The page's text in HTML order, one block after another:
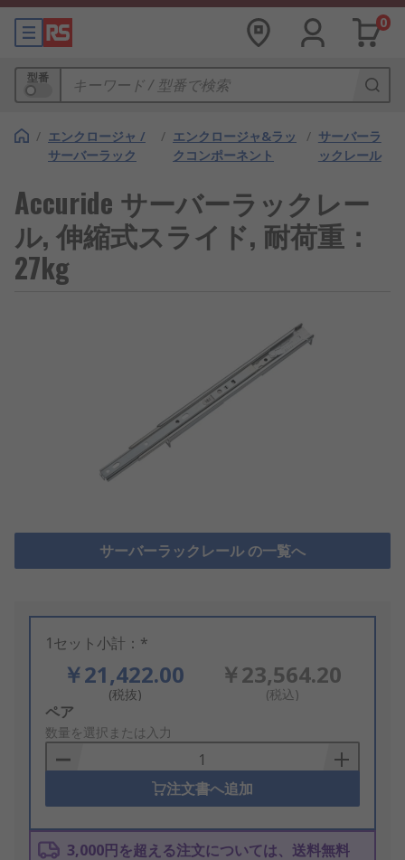
0
型番
/ エンクロージャ /
サーバーラック
/ エンクロージャ&ラッ
クコンポーネント
/ サーバーラ
ックレール
Accuride サーバーラックレー
ル, 伸縮式スライド, 耐荷重：
27kg
サーバーラックレール の一覧へ
1セット小計：*
￥21,422.00
(税抜)
￥23,564.20
(税込)
Add
to
Basket
ペア
数量を選択または入力
注文書へ追加
3,000円を超える注文については、送料無料